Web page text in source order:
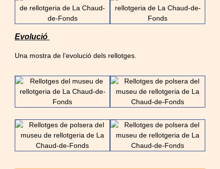
Evolució
Una mostra de l’evolució dels rellotges.